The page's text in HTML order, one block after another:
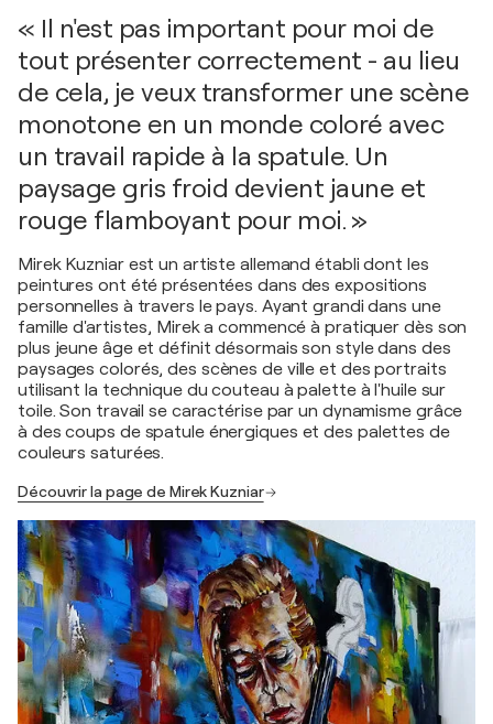
« Il n'est pas important pour moi de
tout présenter correctement - au lieu
de cela, je veux transformer une scène
monotone en un monde coloré avec
un travail rapide à la spatule. Un
paysage gris froid devient jaune et
rouge flamboyant pour moi. »
Mirek Kuzniar est un artiste allemand établi dont les
peintures ont été présentées dans des expositions
personnelles à travers le pays. Ayant grandi dans une
famille d'artistes, Mirek a commencé à pratiquer dès son
plus jeune âge et définit désormais son style dans des
paysages colorés, des scènes de ville et des portraits
utilisant la technique du couteau à palette à l'huile sur
toile. Son travail se caractérise par un dynamisme grâce
à des coups de spatule énergiques et des palettes de
couleurs saturées.
Découvrir la page de Mirek Kuzniar